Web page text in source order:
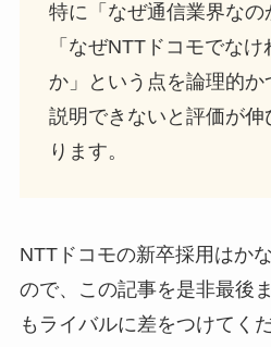
特に「なぜ通信業界なの
「なぜNTTドコモでな
か」という点を論理的か
説明できないと評価が
ります。
NTTドコモの新卒採用はか
ので、この記事を是非最後
もライバルに差をつけてく